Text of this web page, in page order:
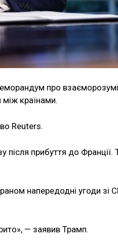
про
країнами.
Reuters.
прибуття до Франції.
напередодні угоди зі
— заявив Трамп.